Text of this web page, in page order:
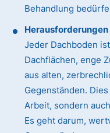
Behandlung
Jeder Dachboden
Dachflächen, enge
aus alten,
Gegenständen.
Arbeit, sondern
Es geht darum,